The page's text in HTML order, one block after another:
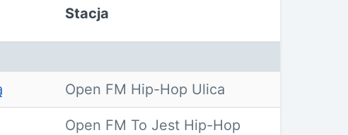
Stacja
Open FM Hip-Hop Ulica
Open FM To Jest Hip-Hop